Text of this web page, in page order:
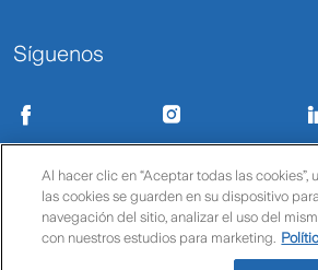
Síguenos
Condiciones de uso Políticas de
© Zurich
Al hacer clic en “Aceptar todas las cookies”,
las cookies se guarden en su dispositivo
navegación del sitio, analizar el uso del
con nuestros estudios para marketing.